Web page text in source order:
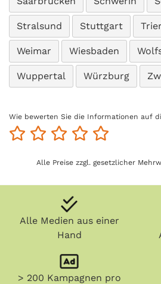
Stralsund Stuttgart Trier
Weimar Wiesbaden
Wuppertal Würzburg
Wie bewerten Sie die Informationen auf
Alle Preise zzgl. gesetzlicher
Alle Medien aus einer
Hand
> 200 Kampagnen pro